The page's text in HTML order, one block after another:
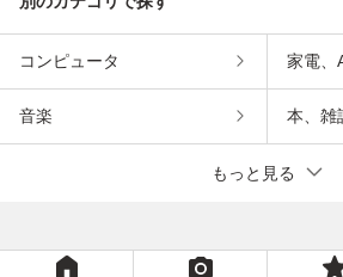
コンピュータ 家電、
音楽 本、雑
もっと見る